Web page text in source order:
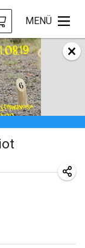
MENÜ